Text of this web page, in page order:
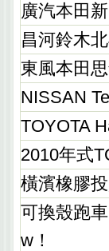
廣汽本田
昌河鈴木
東風本田
NISSAN
TOYOTA
2010年式
橫濱橡膠
可換殼跑
w！